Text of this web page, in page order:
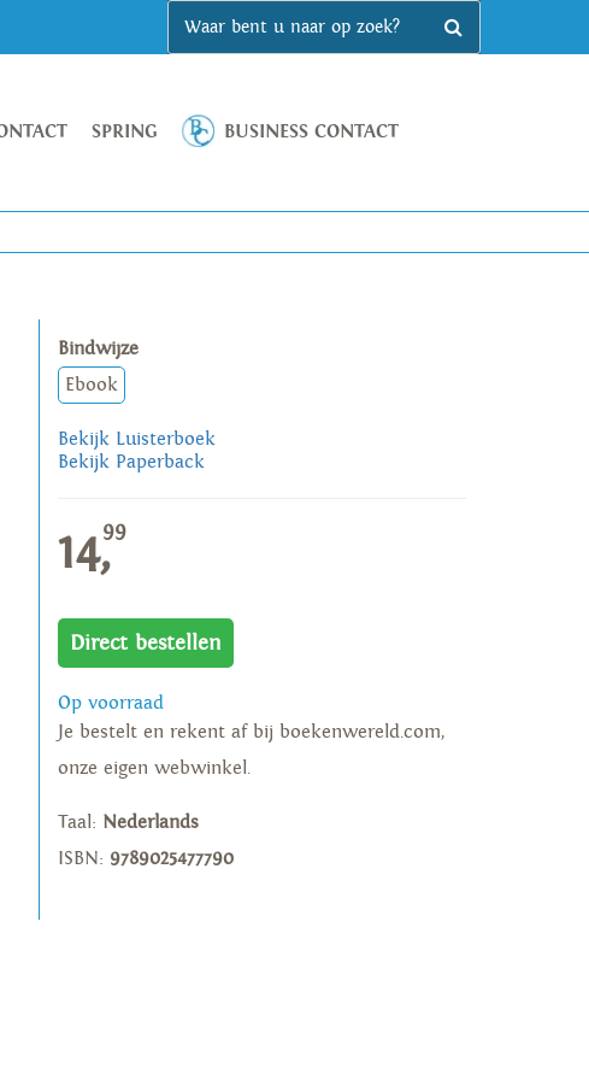
SPRING BUSINESS CONTACT
Bindwijze
Ebook
Bekijk Luisterboek
Bekijk Paperback
14,99
Direct bestellen
Op voorraad
Je bestelt en rekent af bij boekenwereld.com,
onze eigen webwinkel.
Taal: Nederlands
ISBN: 9789025477790